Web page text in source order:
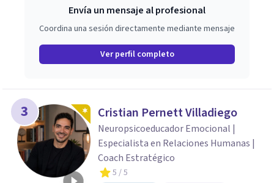
Envía un mensaje al profesional
Coordina una sesión directamente mediante mensaje
Ver perfil completo
3 Cristian Pernett Villadiego
Neuropsicoeducador Emocional |
Especialista en Relaciones Humanas |
Coach Estratégico
5 / 5